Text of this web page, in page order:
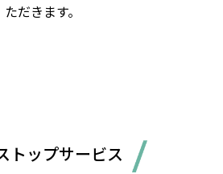
ただきます。
トップサービス